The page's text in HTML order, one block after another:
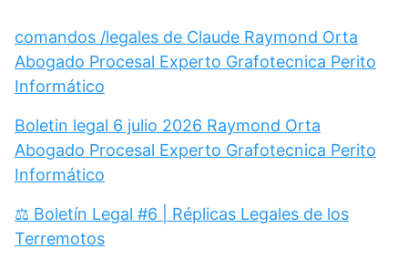
comandos /legales de Claude Raymond Orta
Abogado Procesal Experto Grafotecnica Perito
Informático
Boletin legal 6 julio 2026 Raymond Orta
Abogado Procesal Experto Grafotecnica Perito
Informático
⚖️ Boletín Legal #6 | Réplicas Legales de los
Terremotos